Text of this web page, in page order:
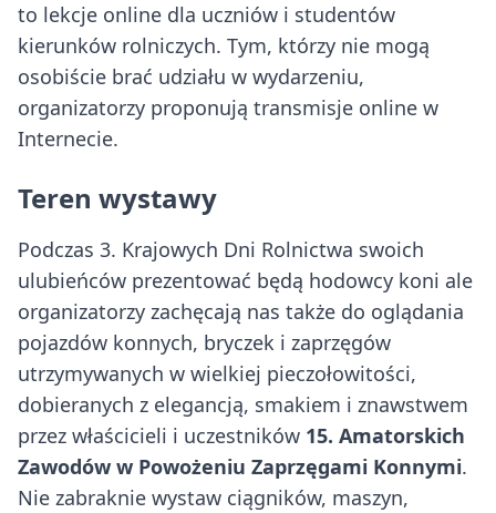
to lekcje online dla uczniów i studentów
kierunków rolniczych. Tym, którzy nie mogą
osobiście brać udziału w wydarzeniu,
organizatorzy proponują transmisje online w
Internecie.
Teren wystawy
Podczas 3. Krajowych Dni Rolnictwa swoich
ulubieńców prezentować będą hodowcy koni ale
organizatorzy zachęcają nas także do oglądania
pojazdów konnych, bryczek i zaprzęgów
utrzymywanych w wielkiej pieczołowitości,
dobieranych z elegancją, smakiem i znawstwem
przez właścicieli i uczestników 15. Amatorskich
Zawodów w Powożeniu Zaprzęgami Konnymi.
Nie zabraknie wystaw ciągników, maszyn,